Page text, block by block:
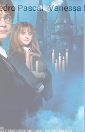
Pascal Vanessa